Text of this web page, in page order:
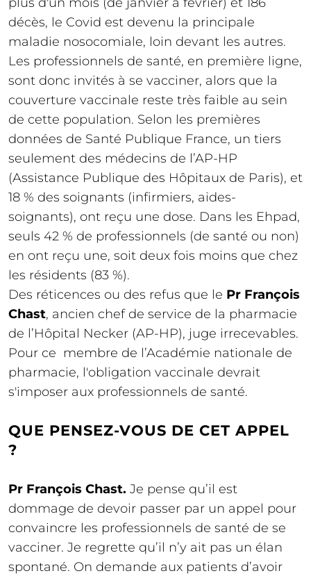
décès, le Covid est devenu la principale
maladie nosocomiale, loin devant les autres.
Les professionnels de santé, en première ligne,
sont donc invités à se vacciner, alors que la
couverture vaccinale reste très faible au sein
de cette population. Selon les premières
données de Santé Publique France, un tiers
seulement des médecins de l’AP-HP
(Assistance Publique des Hôpitaux de Paris), et
18 % des soignants (infirmiers, aides-
soignants), ont reçu une dose. Dans les Ehpad,
seuls 42 % de professionnels (de santé ou non)
en ont reçu une, soit deux fois moins que chez
les résidents (83 %).
Des réticences ou des refus que le Pr François
Chast, ancien chef de service de la pharmacie
de l’Hôpital Necker (AP-HP), juge irrecevables.
Pour ce membre de l’Académie nationale de
pharmacie, l'obligation vaccinale devrait
s'imposer aux professionnels de santé.
QUE PENSEZ-VOUS DE CET APPEL
?
Pr François Chast. Je pense qu’il est
dommage de devoir passer par un appel pour
convaincre les professionnels de santé de se
vacciner. Je regrette qu’il n’y ait pas un élan
spontané. On demande aux patients d’avoir